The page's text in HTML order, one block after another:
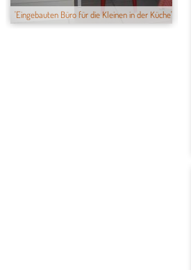
'Eingebauten Büro für die Kleinen in der Küche'